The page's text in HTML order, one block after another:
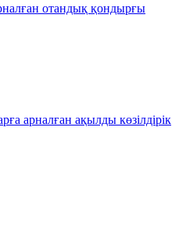
отандық қондырғы
арналған ақылды көзілдірік